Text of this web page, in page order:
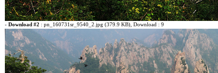
- Download #2 : pn_160731sr_9540_2.jpg (379.9 KB), Download : 9